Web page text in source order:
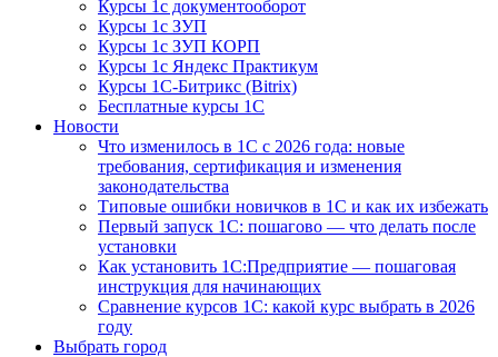
Курсы 1с документооборот
Курсы 1с ЗУП
Курсы 1с ЗУП КОРП
Курсы 1с Яндекс Практикум
Курсы 1С-Битрикс (Bitrix)
Бесплатные курсы 1С
Новости
Что изменилось в 1С с 2026 года: новые
требования, сертификация и изменения
законодательства
Типовые ошибки новичков в 1С и как их избежать
Первый запуск 1С: пошагово — что делать после
установки
Как установить 1С:Предприятие — пошаговая
инструкция для начинающих
Сравнение курсов 1С: какой курс выбрать в 2026
году
Выбрать город